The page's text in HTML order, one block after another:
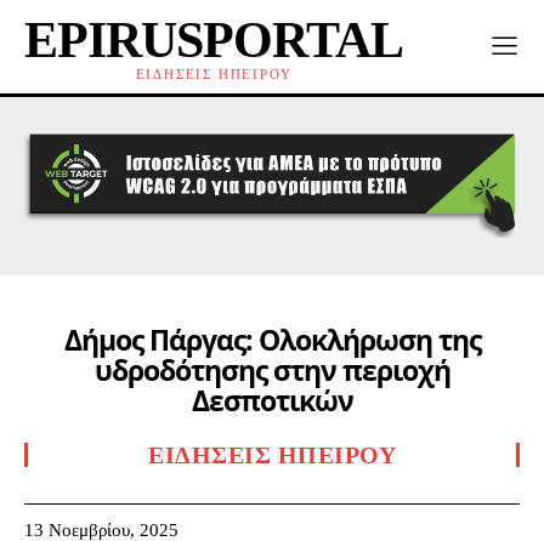
EPIRUSPORTAL
ΕΙΔΗΣΕΙΣ ΗΠΕΙΡΟΥ
Δήμος Πάργας: Ολοκλήρωση της
υδροδότησης στην περιοχή
Δεσποτικών
ΕΙΔΉΣΕΙΣ ΗΠΕΊΡΟΥ
13 Νοεμβρίου, 2025